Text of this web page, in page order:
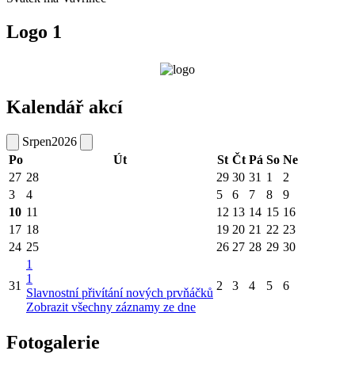
Logo 1
Kalendář akcí
Srpen2026
Po
Út St Čt Pá So Ne
27 28 29 30 31 1
2
3
4 5 6 7 8
9
10 11 12 13 14 15 16
17 18 19 20 21 22 23
24 25 26 27 28 29 30
31
1
1
Slavnostní přivítání nových prvňáčků
Zobrazit všechny záznamy ze dne
2 3 4 5 6
Fotogalerie